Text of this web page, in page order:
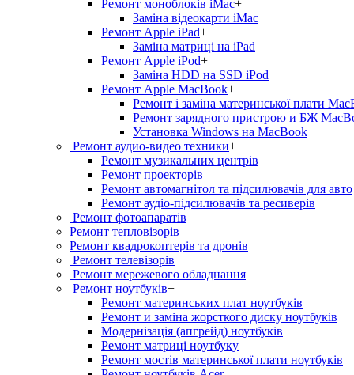
Ремонт моноблоків iMac+
Заміна відеокарти iMac
Ремонт Apple iPad+
Заміна матриці на iPad
Ремонт Apple iPod+
Заміна HDD на SSD iPod
Ремонт Apple MacBook+
Ремонт і заміна материнської плати
Ремонт зарядного пристрою и БЖ
Установка Windows на MacBook
Ремонт аудио-видео техники+
Ремонт музикальних центрів
Ремонт проекторів
Ремонт автомагнітол та підсилювачів для авто
Ремонт аудіо-підсилювачів та ресиверів
Ремонт фотоапаратів
Ремонт тепловізорів
Ремонт квадрокоптерів та дронів
Ремонт телевізорів
Ремонт мережевого обладнання
Ремонт ноутбуків+
Ремонт материнських плат ноутбуків
Ремонт и заміна жорсткого диску ноутбуків
Модернізація (апгрейд) ноутбуків
Ремонт матриці ноутбуку
Ремонт мостів материнської плати ноутбуків